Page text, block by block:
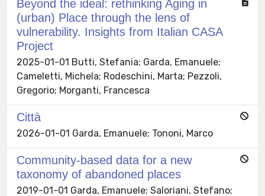
Beyond the ideal: rethinking Aging in
(urban) Place through the lens of
vulnerability. Insights from Italian CASA
Project
2025-01-01 Butti, Stefania; Garda, Emanuele;
Cameletti, Michela; Rodeschini, Marta; Pezzoli,
Gregorio; Morganti, Francesca
Città
2026-01-01 Garda, Emanuele; Tononi, Marco
Community-based data for a new
taxonomy of abandoned places
2019-01-01 Garda, Emanuele; Saloriani, Stefano;